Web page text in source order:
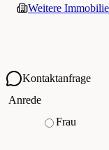
Weitere
Kontaktanfrage
Ihre Kontaktdaten
Anrede
Frau